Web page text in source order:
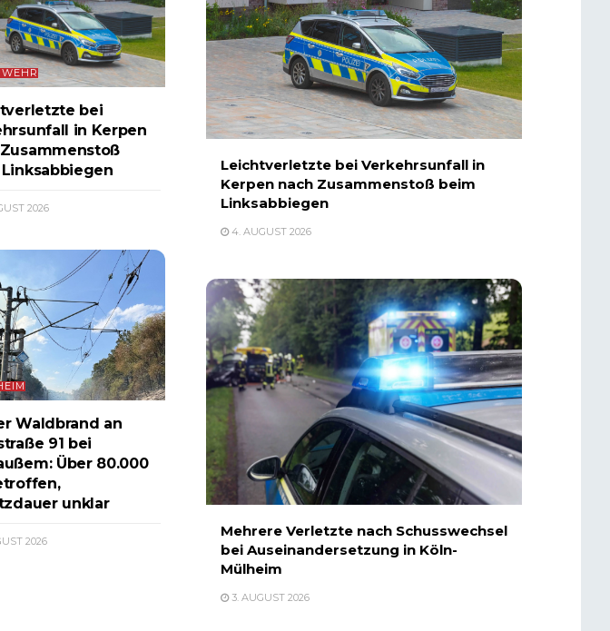
bei
in Kerpen
2026
Waldbrand an
91 bei
Über 80.000
unklar
2026
Leichtverletzte bei Verkehrsunfall in
Kerpen nach Zusammenstoß beim
Linksabbiegen
4. AUGUST 2026
Mehrere Verletzte nach Schusswechsel
bei Auseinandersetzung in Köln-
Mülheim
3. AUGUST 2026